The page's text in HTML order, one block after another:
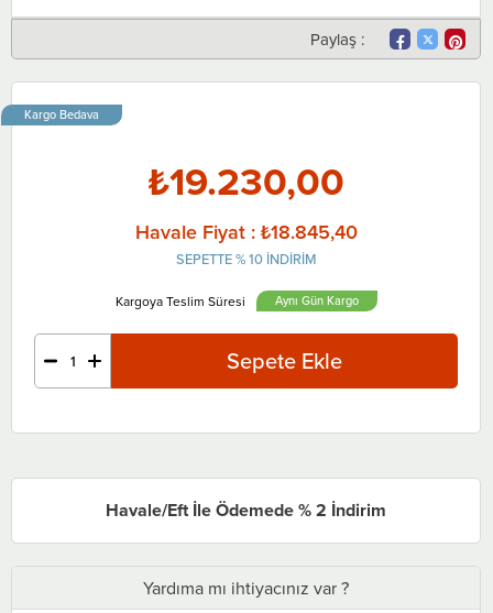
Paylaş :
Kargo Bedava
₺19.230,00
Havale Fiyat : ₺18.845,40
SEPETTE % 10 INDIRIM
Aynı Gün
Havale/Eft İle Ödemede % 2 İndirim
Yardıma mı ihtiyacınız var ?